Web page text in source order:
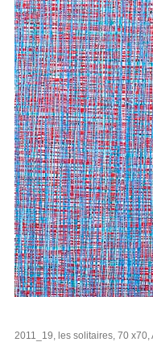
2011_19, les solitaires, 70